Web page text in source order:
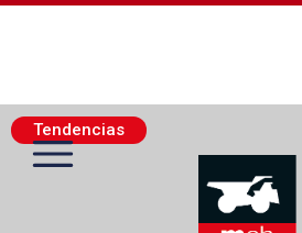
Tendencias